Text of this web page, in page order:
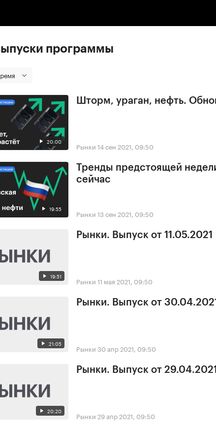
программы
20:00
Шторм, ураган, нефть.
Рынки 14 сен 2021, 09:50
19:55
Тренды предстоящей
сейчас
Рынки 13 сен 2021, 09:50
19:51
Рынки. Выпуск от 11.05.2021
Рынки 11 мая 2021, 09:50
21:05
Рынки. Выпуск от 30.04.2021
Рынки 30 апр 2021, 09:50
20:20
Рынки. Выпуск от 29.04.2021
Рынки 29 апр 2021, 09:50